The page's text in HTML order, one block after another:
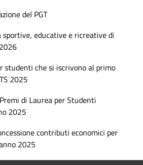
del PGT
educative e ricreative di
studenti che si iscrivono al primo
2025
di Laurea per Studenti
2025
contributi economici per
2025